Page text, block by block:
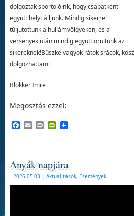
dolgoztak sportolóink, hogy csapatként
együtt helyt álljunk. Mindig sikerrel
túljutottunk a hullámvölgyeken, és a
versenyek után mindig együtt örültünk az
sikereknek!Büszke vagyok rátok srácok,
dolgozhattam!
Blokker Imre
Megosztás ezzel:
Facebook
EmailPrintPrintFriendly
Anyák napjára
2026-05-03 | Aktualitások, Események